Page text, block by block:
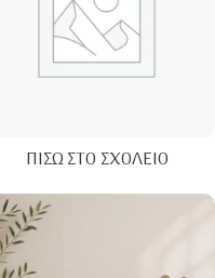
ΠΊΣΩ ΣΤΟ ΣΧΟΛΕΊΟ